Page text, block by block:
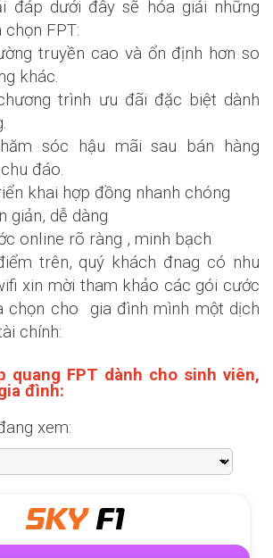
đáp dưới đây sẽ hóa giải những
FPT:
truyền cao và ổn định hơn so
khác.
trình ưu đãi đặc biệt dành
sóc hậu mãi sau bán hàng
đáo.
khai hợp đồng nhanh chóng
giản, dễ dàng
online rõ ràng , minh bạch
trên, quý khách đnag có nhu
xin mời tham khảo các gói cước
chọn cho gia đình mình một dịch
chính:
quang FPT dành cho sinh viên,
đình:
xem:
SKYF1